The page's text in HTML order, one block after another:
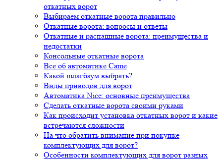
откатных ворот
Выбираем откатные ворота правильно
Откатные ворота: вопросы и ответы
Откатные и распашные ворота: преимущества и
недостатки
Консольные откатные ворота
Все об автоматике Came
Какой шлагбаум выбрать?
Виды приводов для ворот
Автоматика Nice: основные преимущества
Сделать откатные ворота своими руками
Как происходит установка откатных ворот и какие
встречаются сложности
На что обратить внимание при покупке
комплектующих для ворот?
Особенности комплектующих для ворот разных